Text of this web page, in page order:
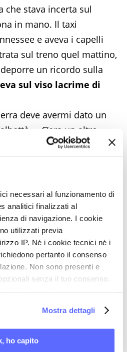
necessari al funzionamento di
analitici finalizzati al
di navigazione. I cookie
utilizzati previa
IP. Né i cookie tecnici né i
pertanto il consenso
Non sono presenti e
senza il tuo consenso.
Mostra dettagli
ho capito
che stava incerta sul
in mano. Il taxi
e aveva i capelli
sul treno quel mattino,
un ricordo sulla
sul viso lacrime di
deve avermi dato un
– C’era un altro
cerco, e c’è una tale
la poserei su una tomba
il nome, – la consigliò
così?
voluto che faceste
aumentava. Lei lasciò
vicino al cancello, e
di licenziare il taxi e